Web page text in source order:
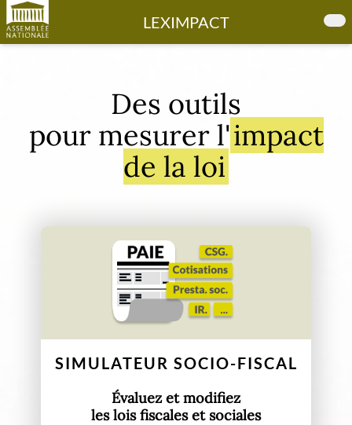
LEXIMPACT
Des outils
pour mesurer l'impact
de la loi
SIMULATEUR SOCIO-FISCAL
Évaluez et modifiez
les lois fiscales et sociales